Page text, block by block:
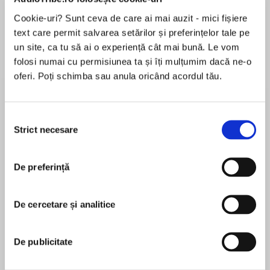
Cookie-uri? Sunt ceva de care ai mai auzit - mici fișiere
text care permit salvarea setărilor și preferințelor tale pe
un site, ca tu să ai o experiență cât mai bună. Le vom
folosi numai cu permisiunea ta și îți mulțumim dacă ne-o
oferi. Poți schimba sau anula oricând acordul tău.
consimțământului
Strict necesare
De preferință
De cercetare și analitice
De publicitate
Desprecarte
‘Heart-breaking but so uplifting – Kerry really is
Inspired by an incredible true story, this is an
impossible choice…
În acest moment nu există recenzii
pentru această carte